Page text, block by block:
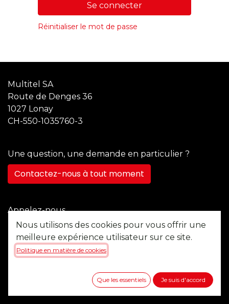
Se connecter
Réinitialiser le mot de passe
Multitel SA
Route de Denges 36
1027 Lonay
CH-550-1035760-3
Une question, une demande en particulier ?
Contactez-nous à tout moment
Appelez-nous
+41 21 355 22 45
Envoyez-nous un message
Nous utilisons des cookies pour vous offrir une
meilleure expérience utilisateur sur ce site.
Politique en matière de cookies
Que les essentiels Je suis d'accord